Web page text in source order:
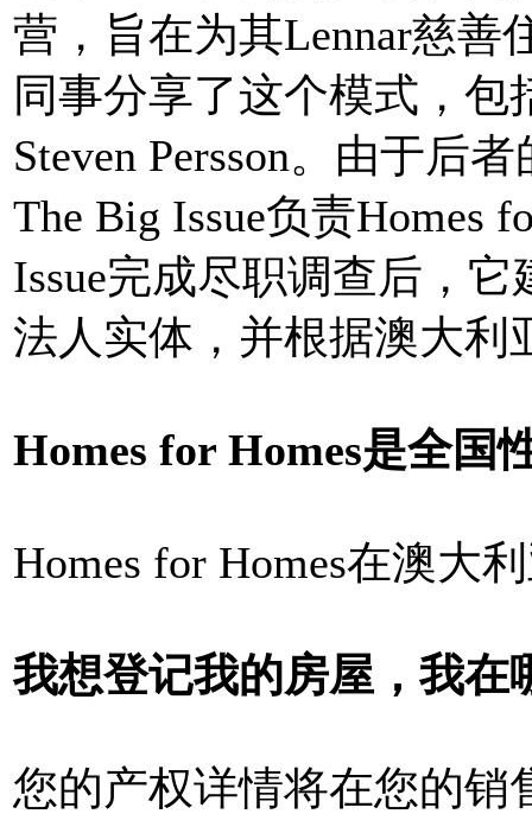
营，旨在为其Lennar慈善
同事分享了这个模式，包
Steven Persson。由于后
The Big Issue负责Homes
Issue完成尽职调查后，它
法人实体，并根据澳大利
Homes for Homes是全国
Homes for Homes在澳大
我想登记我的房屋，我在
您的产权详情将在您的销